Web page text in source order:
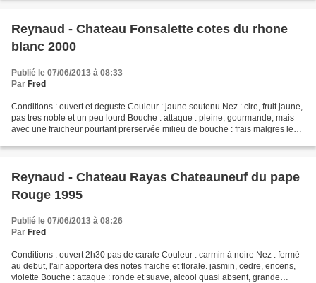
Reynaud - Chateau Fonsalette cotes du rhone
blanc 2000
Publié le 07/06/2013 à 08:33
Par Fred
Conditions : ouvert et deguste Couleur : jaune soutenu Nez : cire, fruit jaune,
pas tres noble et un peu lourd Bouche : attaque : pleine, gourmande, mais
avec une fraicheur pourtant prerservée milieu de bouche : frais malgres le
Reynaud - Chateau Rayas Chateauneuf du pape
Rouge 1995
Publié le 07/06/2013 à 08:26
Par Fred
Conditions : ouvert 2h30 pas de carafe Couleur : carmin à noire Nez : fermé
au debut, l'air apportera des notes fraiche et florale. jasmin, cedre, encens,
violette Bouche : attaque : ronde et suave, alcool quasi absent, grande